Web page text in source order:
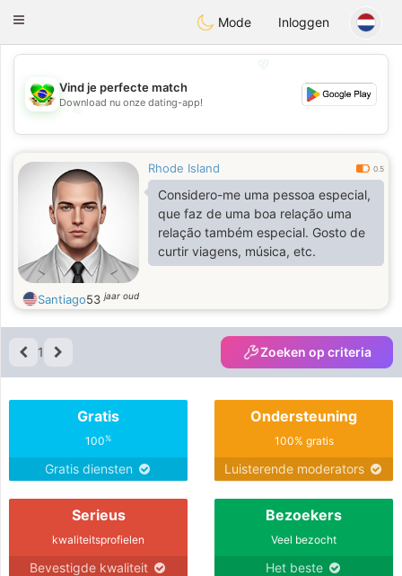
Conversar
Toggle
Mode Inloggen
💖
💕
Vind je perfecte match
Download nu onze dating-app!
Rhode Island 0.5
Considero-me uma pessoa especial,
que faz de uma boa relação uma
relação também especial. Gosto de
curtir viagens, música, etc.
Santiago53jaar oud
1 Zoeken op criteria
Gratis
100%
Gratis diensten
Ondersteuning
100% gratis
Luisterende moderators
Serieus
kwaliteitsprofielen
Bevestigde kwaliteit
Bezoekers
Veel bezocht
Het beste